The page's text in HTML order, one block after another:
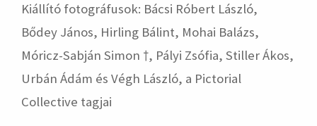
Kiállító fotográfusok: Bácsi Róbert László,
Bődey János, Hirling Bálint, Mohai Balázs,
Móricz-Sabján Simon †, Pályi Zsófia, Stiller Ákos,
Urbán Ádám és Végh László, a Pictorial
Collective tagjai